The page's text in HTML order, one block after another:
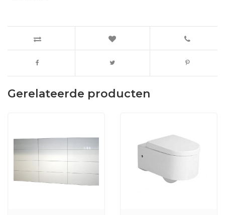
Gerelateerde producten